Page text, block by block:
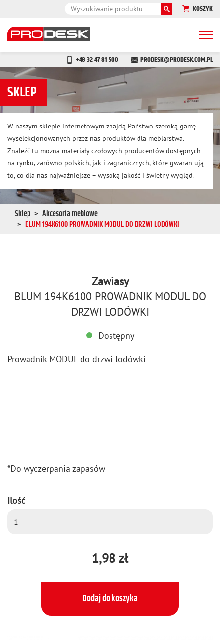
KOSZYK
+48 32 47 81 500 PRODESK@PRODESK.COM.PL
SKLEP
W naszym sklepie internetowym znajdą Państwo szeroką gamę
wyselekcjonowanych przez nas produktów dla meblarstwa.
Znaleźć tu można materiały czołowych producentów dostępnych
na rynku, zarówno polskich, jak i zagranicznych, które gwarantują
to, co dla nas najważniejsze – wysoką jakość i świetny wygląd.
Sklep
Akcesoria meblowe
BLUM 194K6100 PROWADNIK MODUL DO DRZWI LODÓWKI
Zawiasy
BLUM 194K6100 PROWADNIK MODUL DO
DRZWI LODÓWKI
Dostępny
Pro­wad­nik MODUL do drzwi lo­dów­ki
*Do wy­czer­pa­nia za­pa­sów
Ilość
1,98 zł
Dodaj do koszyka